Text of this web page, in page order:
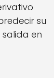
su
en